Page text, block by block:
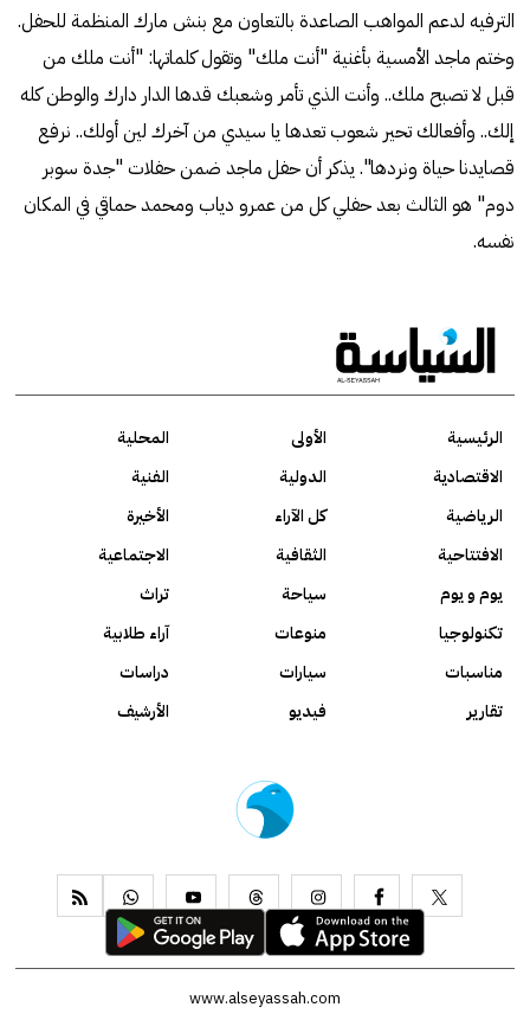
الترفيه لدعم المواهب الصاعدة بالتعاون مع بنش مارك المنظمة للحفل.
وختم ماجد الأمسية بأغنية "أنت ملك" وتقول كلماتها: "أنت ملك من
قبل لا تصبح ملك.. وأنت الذي تأمر وشعبك قدها الدار دارك والوطن كله
إلك.. وأفعالك تحير شعوب تعدها يا سيدي من آخرك لين أولك.. نرفع
قصايدنا حياة ونردها". يذكر أن حفل ماجد ضمن حفلات "جدة سوبر
دوم" هو الثالث بعد حفلي كل من عمرو دياب ومحمد حماقي في المكان
نفسه.
الرئيسية الأولى
المحلية
الاقتصادية
الدولية
الفنية
الرياضية
كل الآراء
الأخيرة
الافتتاحية
الثقافية
الاجتماعية
يوم و يوم
سياحة
تراث
تكنولوجيا
منوعات
آراء طلابية
مناسبات
سيارات
دراسات
تقارير
فيديو الأرشيف
www.alseyassah.com